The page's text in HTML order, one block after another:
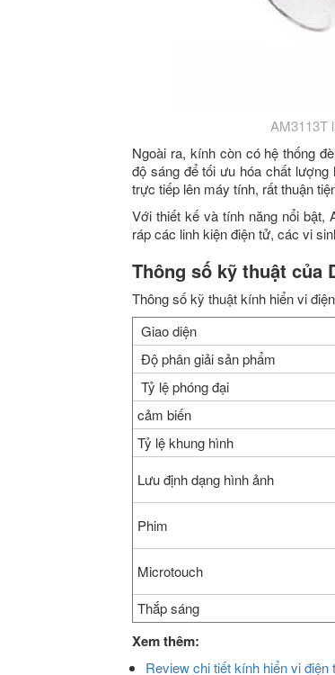
AM3113T
Ngoài ra, kính còn có hệ thống
độ sáng để tối ưu hóa chất
trực tiếp lên máy tính, rất thuận
Với thiết kế và tính năng nổi bật,
ráp các linh kiện điện tử, các vi
Thông số kỹ thuật của
Thông số kỹ thuật kính hiển vi
Giao diện
Độ phân giải sản phẩm
Tỷ lệ phóng đại
cảm biến
Tỷ lệ khung hình
Lưu định dạng hình ảnh
Phim
Microtouch
Thắp sáng
Xem thêm:
Review chi tiết kính hiển vi